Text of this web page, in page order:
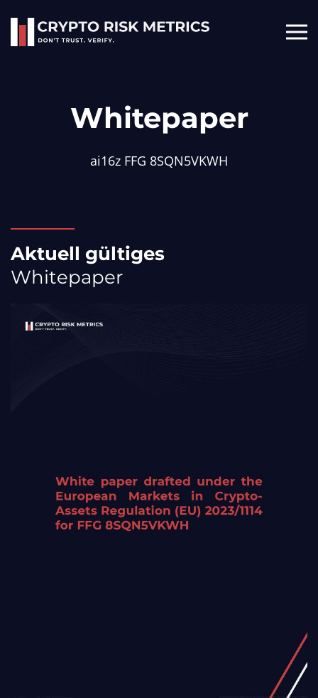
Skip to main content
Whitepaper
ai16z FFG 8SQN5VKWH
Aktuell gültiges
Whitepaper